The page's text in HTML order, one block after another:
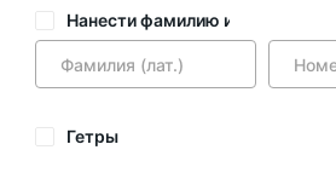
Нанести фамилию и номер
Гетры